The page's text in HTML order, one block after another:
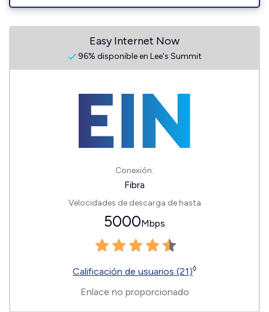
Easy Internet Now
96% disponible en Lee's Summit
Conexión:
Fibra
Velocidades de descarga de hasta
5000Mbps
Calificación de usuarios (21)◊
Enlace no proporcionado